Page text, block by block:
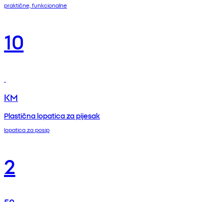
praktične, funkcionalne
10
KM
Plastična lopatica za pijesak
lopatica za posip
2